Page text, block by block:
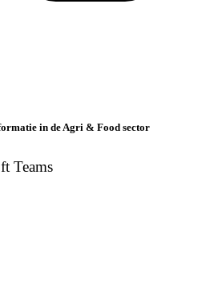
in de Agri & Food sector
Teams